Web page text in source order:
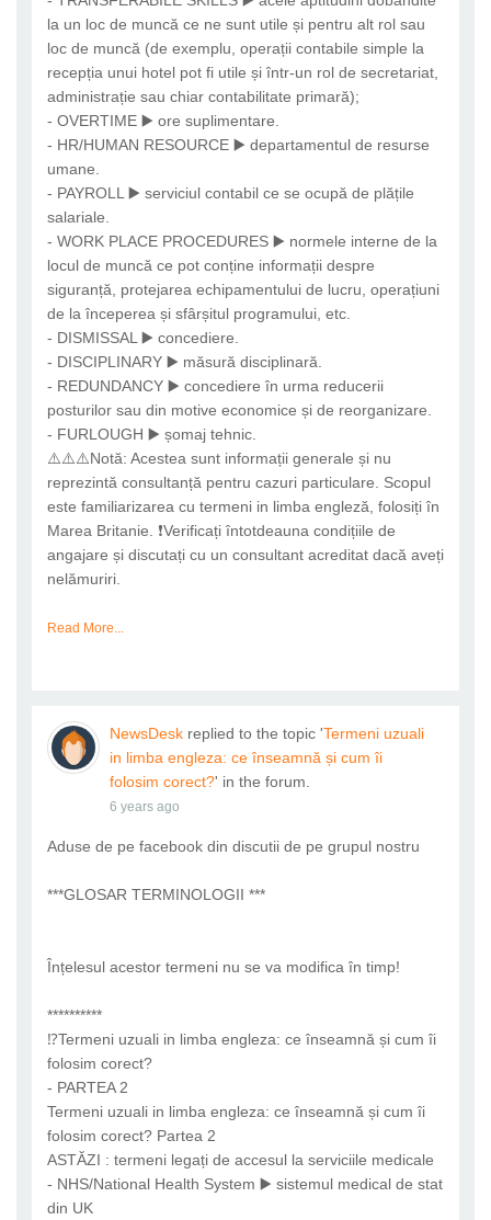
la un loc de muncă ce ne sunt utile și pentru alt rol sau
loc de muncă (de exemplu, operații contabile simple la
recepția unui hotel pot fi utile și într-un rol de secretariat,
administrație sau chiar contabilitate primară);
- OVERTIME ▶️ ore suplimentare.
- HR/HUMAN RESOURCE ▶️ departamentul de resurse
umane.
- PAYROLL ▶️ serviciul contabil ce se ocupă de plățile
salariale.
- WORK PLACE PROCEDURES ▶️ normele interne de la
locul de muncă ce pot conține informații despre
siguranță, protejarea echipamentului de lucru, operațiuni
de la începerea și sfârșitul programului, etc.
- DISMISSAL ▶️ concediere.
- DISCIPLINARY ▶️ măsură disciplinară.
- REDUNDANCY ▶️ concediere în urma reducerii
posturilor sau din motive economice și de reorganizare.
- FURLOUGH ▶️ șomaj tehnic.
⚠️⚠️⚠️Notă: Acestea sunt informații generale și nu
reprezintă consultanță pentru cazuri particulare. Scopul
este familiarizarea cu termeni in limba engleză, folosiți în
Marea Britanie. ❗Verificați întotdeauna condițiile de
angajare și discutați cu un consultant acreditat dacă aveți
nelămuriri.
Read More...
NewsDeskreplied to the topic 'Termeni uzuali
in limba engleza: ce înseamnă și cum îi
folosim corect?' in the forum.
6 years ago
Aduse de pe facebook din discutii de pe grupul nostru
***GLOSAR TERMINOLOGII ***
Înțelesul acestor termeni nu se va modifica în timp!
**********
⁉️Termeni uzuali in limba engleza: ce înseamnă și cum îi
folosim corect?
- PARTEA 2
Termeni uzuali in limba engleza: ce înseamnă și cum îi
folosim corect? Partea 2
ASTĂZI : termeni legați de accesul la serviciile medicale
- NHS/National Health System ▶️ sistemul medical de stat
din UK